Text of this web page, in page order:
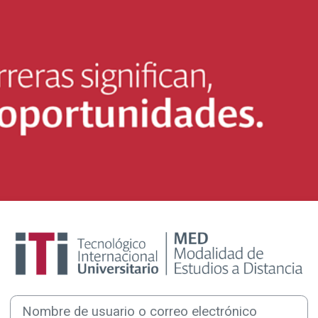
Entrar a BECAS
Nombre de usuario o correo electrónico